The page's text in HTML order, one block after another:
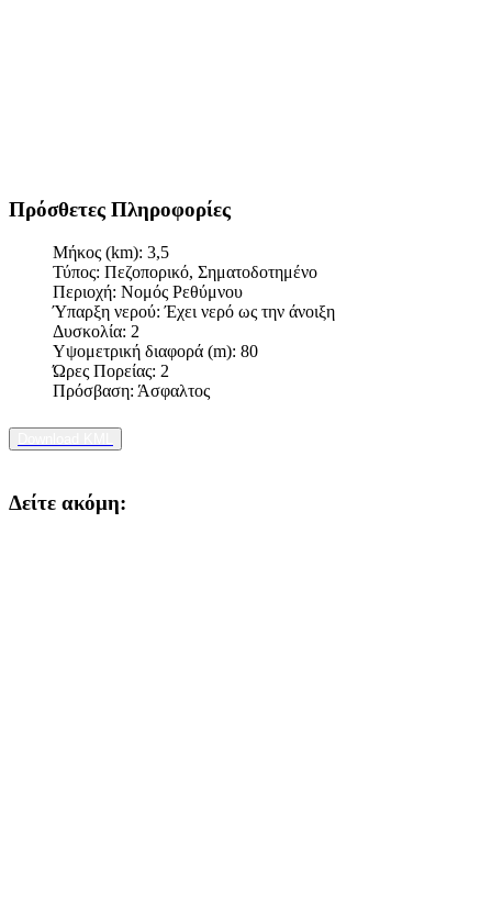
Πρόσθετες Πληροφορίες
Μήκος (km): 3,5
Τύπος: Πεζοπορικό, Σηματοδοτημένο
Περιοχή: Νομός Ρεθύμνου
Ύπαρξη νερού:Έχει νερό ως την άνοιξη
Δυσκολία: 2
Υψομετρική διαφορά (m): 80
Ώρες Πορείας: 2
Πρόσβαση: Άσφαλτος
Δείτε ακόμη: